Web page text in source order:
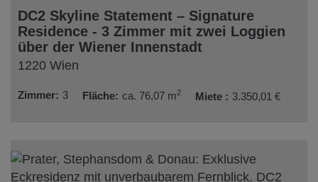
DC2 Skyline Statement – Signature
Residence - 3 Zimmer mit zwei Loggien
über der Wiener Innenstadt
1220 Wien
Zimmer 3 Fläche ca. 76,07 m2 Miete 3.350,01 €